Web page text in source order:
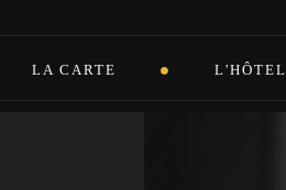
LA CARTE L'HÔTEL